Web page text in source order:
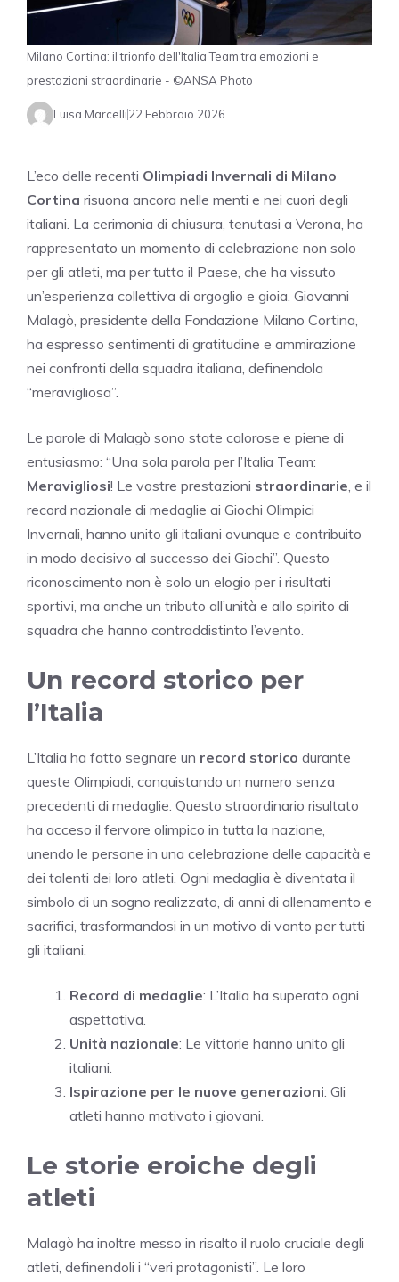
Milano Cortina: il trionfo dell'Italia Team tra emozioni e
prestazioni straordinarie - ©ANSA Photo
Luisa Marcelli22 Febbraio 2026
L’eco delle recenti Olimpiadi Invernali di Milano
Cortina risuona ancora nelle menti e nei cuori degli
italiani. La cerimonia di chiusura, tenutasi a Verona, ha
rappresentato un momento di celebrazione non solo
per gli atleti, ma per tutto il Paese, che ha vissuto
un’esperienza collettiva di orgoglio e gioia. Giovanni
Malagò, presidente della Fondazione Milano Cortina,
ha espresso sentimenti di gratitudine e ammirazione
nei confronti della squadra italiana, definendola
“meravigliosa”.
Le parole di Malagò sono state calorose e piene di
entusiasmo: “Una sola parola per l’Italia Team:
Meravigliosi! Le vostre prestazioni straordinarie , e il
record nazionale di medaglie ai Giochi Olimpici
Invernali, hanno unito gli italiani ovunque e contribuito
in modo decisivo al successo dei Giochi”. Questo
riconoscimento non è solo un elogio per i risultati
sportivi, ma anche un tributo all’unità e allo spirito di
squadra che hanno contraddistinto l’evento.
Un record storico per
l’Italia
L’Italia ha fatto segnare un record storico durante
queste Olimpiadi, conquistando un numero senza
precedenti di medaglie. Questo straordinario risultato
ha acceso il fervore olimpico in tutta la nazione,
unendo le persone in una celebrazione delle capacità e
dei talenti dei loro atleti. Ogni medaglia è diventata il
simbolo di un sogno realizzato, di anni di allenamento e
sacrifici, trasformandosi in un motivo di vanto per tutti
gli italiani.
Record di medaglie: L’Italia ha superato ogni
aspettativa.
Unità nazionale: Le vittorie hanno unito gli
italiani.
Ispirazione per le nuove generazioni: Gli
atleti hanno motivato i giovani.
Le storie eroiche degli
atleti
Malagò ha inoltre messo in risalto il ruolo cruciale degli
atleti, definendoli i “veri protagonisti”. Le loro